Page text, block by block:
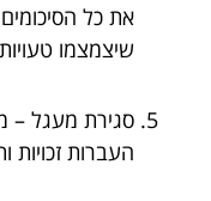
את כל
שיצמצמו
סגירת מעגל –
העברות